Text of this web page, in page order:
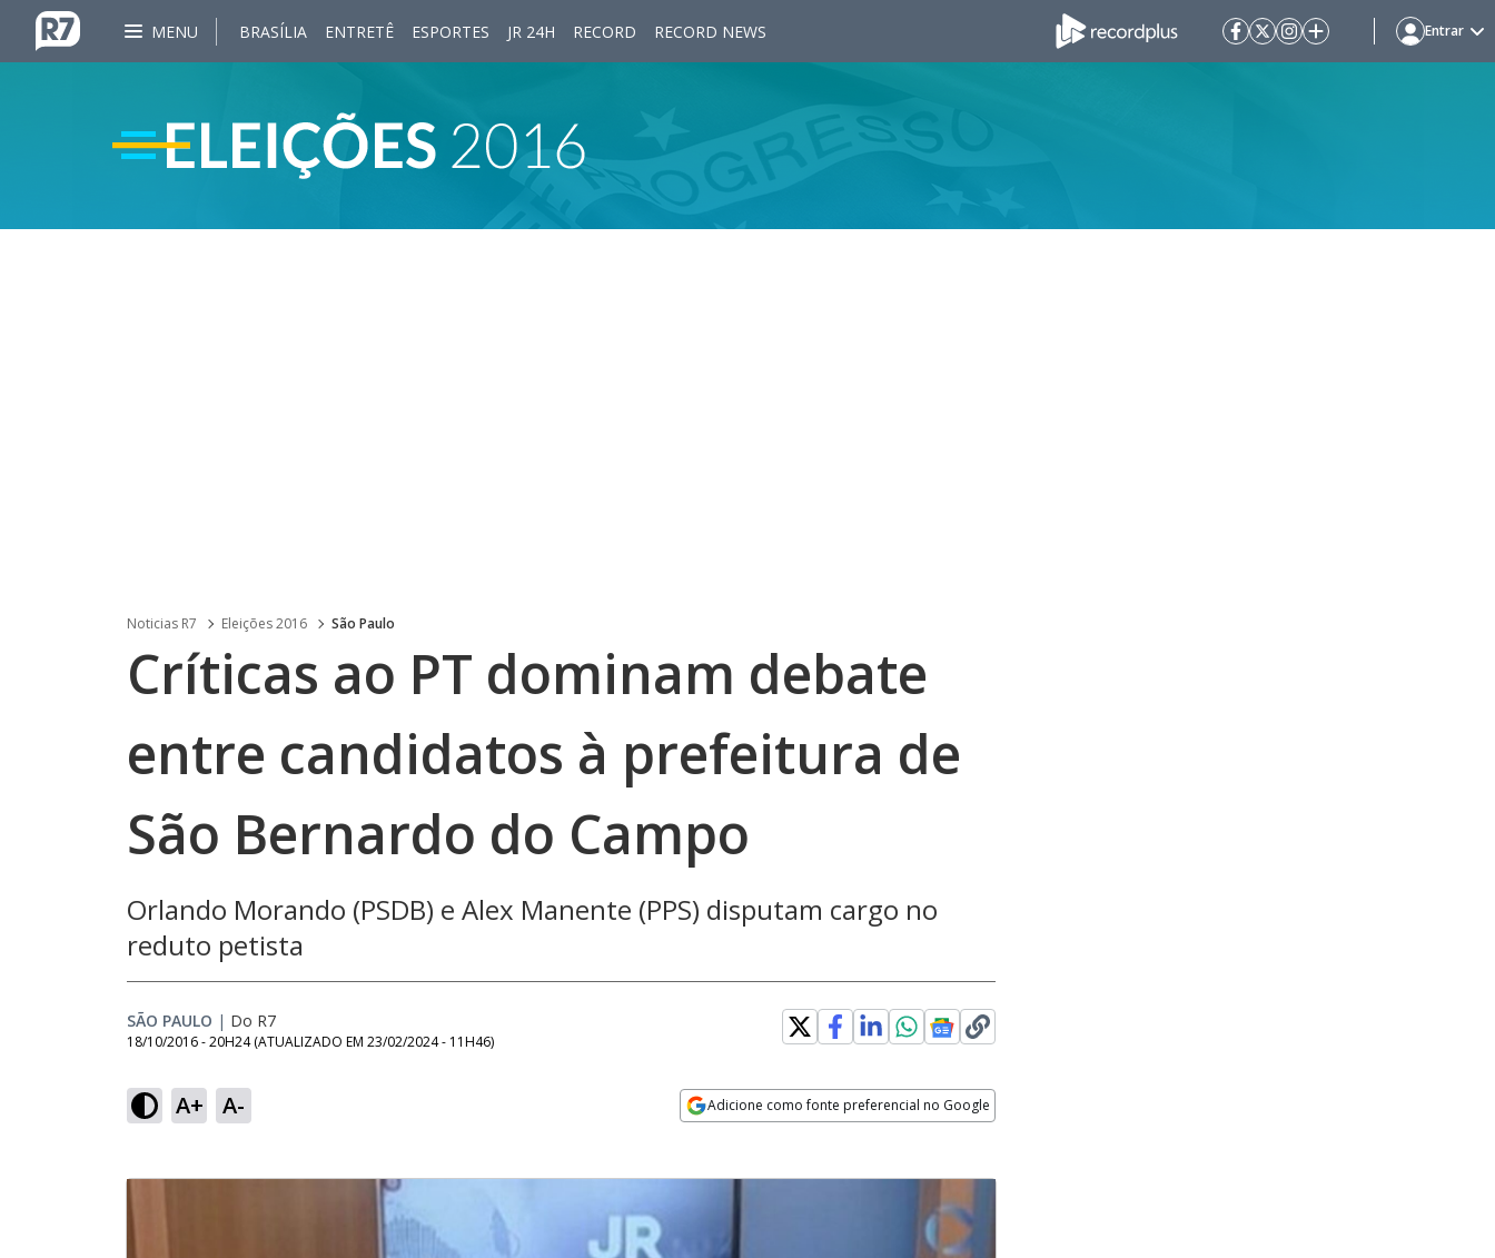
MENU BRASÍLIA ENTRETÊ ESPORTES JR 24H RECORD RECORD NEWS Entrar
Noticias R7 Eleições 2016 São Paulo
Críticas ao PT dominam debate
entre candidatos à prefeitura de
São Bernardo do Campo
Orlando Morando (PSDB) e Alex Manente (PPS) disputam cargo no
reduto petista
SÃO PAULO | Do R7
18/10/2016 - 20H24 (ATUALIZADO EM 23/02/2024 - 11H46)
A+ A- Adicione como fonte preferencial no Google